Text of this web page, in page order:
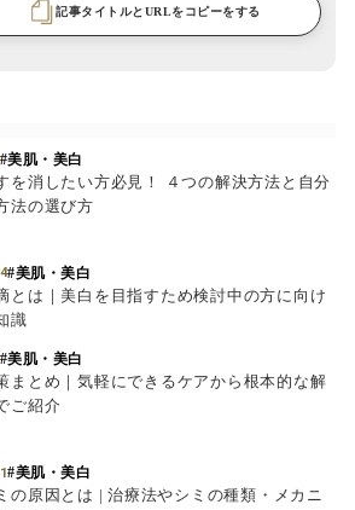
記事タイトルとURLをコピーをする
#美肌・美白
の原因とは | 治療法やシミの種類・メカニ
#美肌・美白
まとめ｜気軽にできるケアから根本的な解
ご紹介
#美肌・美白
とは｜美白を目指すため検討中の方に向け
識
#美肌・美白
を消したい方必見！ ４つの解決方法と自分
法の選び方